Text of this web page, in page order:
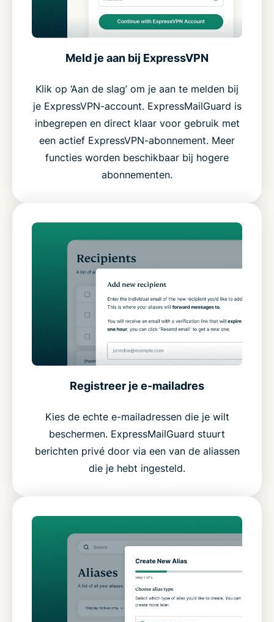
Meld je aan bij ExpressVPN
Klik op ‘Aan de slag’ om je aan te melden bij
je ExpressVPN-account. ExpressMailGuard is
inbegrepen en direct klaar voor gebruik met
een actief ExpressVPN-abonnement. Meer
functies worden beschikbaar bij hogere
abonnementen.
Registreer je e-mailadres
Kies de echte e-mailadressen die je wilt
beschermen. ExpressMailGuard stuurt
berichten privé door via een van de aliassen
die je hebt ingesteld.